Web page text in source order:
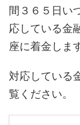
間３６５日い
応している金
座に着金しま
対応している
覧ください。